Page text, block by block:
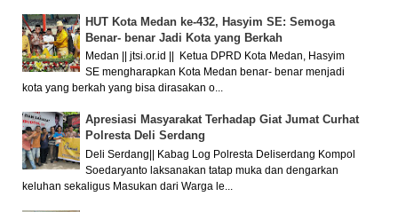
HUT Kota Medan ke-432, Hasyim SE: Semoga
Benar- benar Jadi Kota yang Berkah
Medan || jtsi.or.id || Ketua DPRD Kota Medan, Hasyim
SE mengharapkan Kota Medan benar- benar menjadi
kota yang berkah yang bisa dirasakan o...
Apresiasi Masyarakat Terhadap Giat Jumat Curhat
Polresta Deli Serdang
Deli Serdang|| Kabag Log Polresta Deliserdang Kompol
Soedaryanto laksanakan tatap muka dan dengarkan
keluhan sekaligus Masukan dari Warga le...